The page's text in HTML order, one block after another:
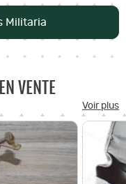
Militaria
VENTE
Voir plus